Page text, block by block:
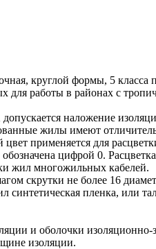
круглой формы, 5
для работы в районах с
наложение
жилы имеют
цвет применяется для
цифрой 0.
жил многожильных кабелей.
скрутки не более 16
синтетическая пленка, или
и оболочки
изоляции.